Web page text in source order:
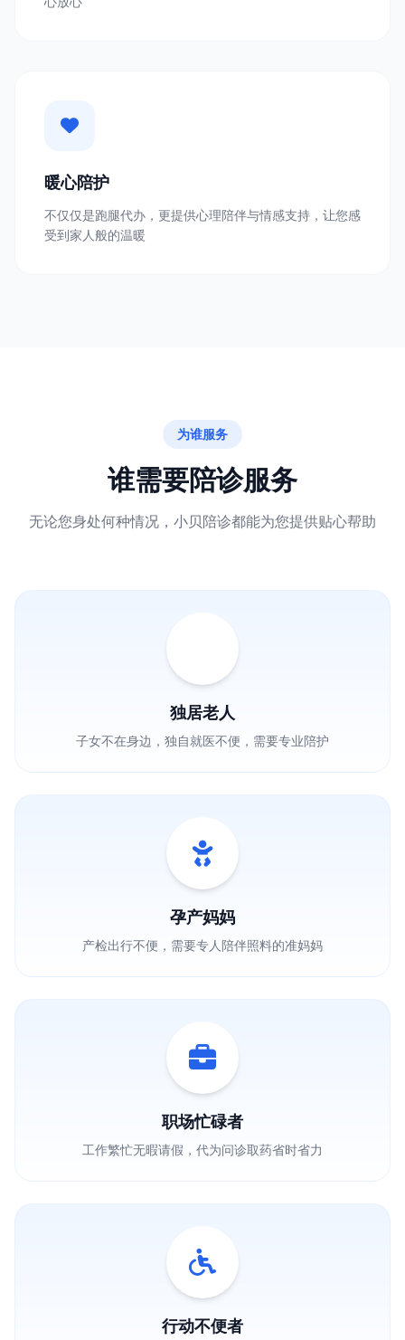
暖心陪护
不仅仅是跑腿代办，更提供心理陪伴与情感支持，让您感
受到家人般的温暖
为谁服务
谁需要陪诊服务
无论您身处何种情况，小贝陪诊都能为您提供贴心帮助
独居老人
子女不在身边，独自就医不便，需要专业陪护
孕产妈妈
产检出行不便，需要专人陪伴照料的准妈妈
职场忙碌者
工作繁忙无暇请假，代为问诊取药省时省力
行动不便者